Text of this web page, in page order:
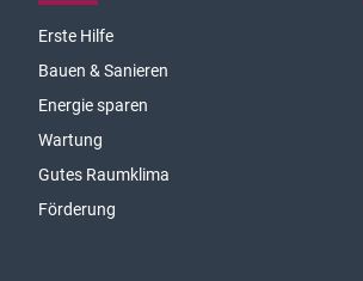
Erste Hilfe
Bauen & Sanieren
Energie sparen
Wartung
Gutes Raumklima
Förderung